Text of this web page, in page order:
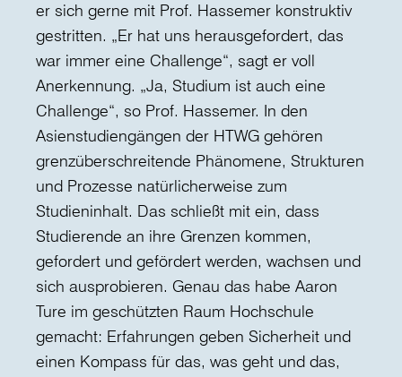
er sich gerne mit Prof. Hassemer konstruktiv
gestritten. „Er hat uns herausgefordert, das
war immer eine Challenge“, sagt er voll
Anerkennung. „Ja, Studium ist auch eine
Challenge“, so Prof. Hassemer. In den
Asienstudiengängen der HTWG gehören
grenzüberschreitende Phänomene, Strukturen
und Prozesse natürlicherweise zum
Studieninhalt. Das schließt mit ein, dass
Studierende an ihre Grenzen kommen,
gefordert und gefördert werden, wachsen und
sich ausprobieren. Genau das habe Aaron
Ture im geschützten Raum Hochschule
gemacht: Erfahrungen geben Sicherheit und
einen Kompass für das, was geht und das,